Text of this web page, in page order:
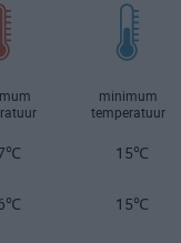
minimum
temperatuur
15℃
15℃